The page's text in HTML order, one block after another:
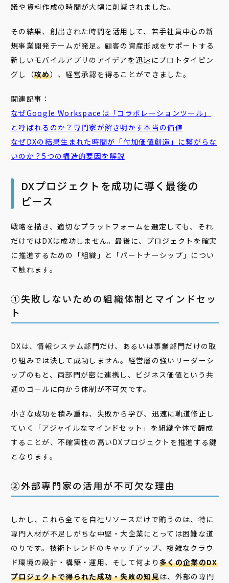
議や資料作成の時間が大幅に削減されました。
その結果、創出された時間を活用して、若手社員中心の新
規事業開発チームが発足。顧客の資産形成をサポートする
新しいモバイルアプリのアイデアを迅速にプロトタイピン
グし（攻め）、経営承認を得ることができました。
関連記事：
なぜGoogle Workspaceは「コラボレーションツール」
と呼ばれるのか？専門家が解き明かす本当の価値
なぜDXの結果生まれた時間が「付加価値創造」に繋がらな
いのか？5つの構造的要因を解説
DXプロジェクトを成功に導く最後の
ピース
戦略を描き、適切なプラットフォームを選定しても、それ
だけではDXは成功しません。最後に、プロジェクトを確実
に推進するための「組織」と「パートナーシップ」につい
て触れます。
①失敗しないための組織体制とマインドセッ
ト
DXは、情報システム部門だけ、あるいは事業部門だけの取
り組みでは決して成功しません。経営層の強いリーダーシ
ップのもと、両部門が密に連携し、ビジネス価値という共
通のゴールに向かう体制が不可欠です。
小さな成功を積み重ね、失敗から学び、迅速に軌道修正し
ていく「アジャイルなマインドセット」を組織全体で醸成
することが、不確実性の高いDXプロジェクトを推進する鍵
となります。
②外部専門家の活用が不可欠な理由
しかし、これら全てを自社リソースだけで賄うのは、特に
専門人材が不足しがちな中堅・大企業にとっては困難な道
のりです。技術トレンドのキャッチアップ、複雑なクラウ
ド環境の設計・構築・運用、そして何より多くの企業のDX
プロジェクトで得られた成功・失敗の知見は、外部の専門